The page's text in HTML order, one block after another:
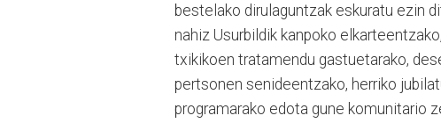
bestelako dirulaguntzak eskuratu ezin
nahiz Usurbildik kanpoko
txikikoen tratamendu gastuetarako,
pertsonen senideentzako, herriko
programarako edota gune komunitario